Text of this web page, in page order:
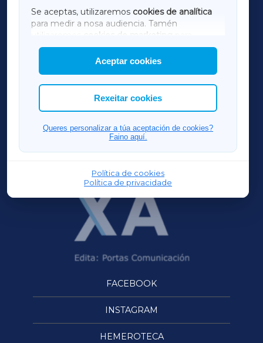
Se aceptas, utilizaremos cookies de analítica
para medir a nosa audiencia. Tamén
utilizaremos
cookies de marketing
mostrar publicidade de terceiros.
Así mesmo, podes personalizar a elección das
cookies que desexas permitir.
Aceptar cookies
Rexeitar cookies
Queres personalizar a túa aceptación de cookies?
Faino aquí.
Política de cookies
Política de privacidade
AMARIÑAXA
RIBEIRASACRAXA
ACORUÑAXA
FERROLXA
OURENSEXA
FACEBOOK
INSTAGRAM
HEMEROTECA